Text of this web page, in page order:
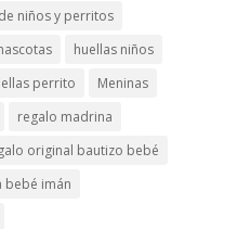
niños y perritos
huellas niños
perrito
Meninas
regalo madrina
original bautizo bebé
bebé imán